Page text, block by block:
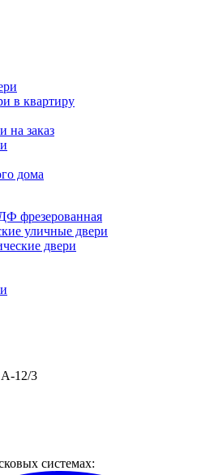
в квартиру
на заказ
дома
фрезерованная
уличные двери
двери
12/3
системах: